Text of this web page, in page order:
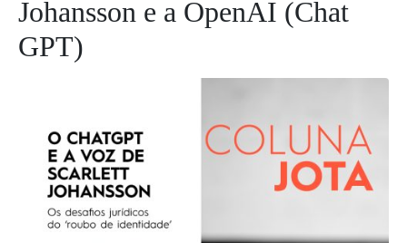
Johansson e a OpenAI (Chat
GPT)